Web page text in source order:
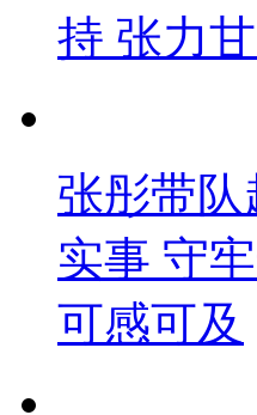
持 张力
张彤带
实事 守
可感可及